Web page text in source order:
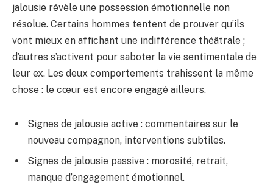
jalousie révèle une possession émotionnelle non
résolue. Certains hommes tentent de prouver qu’ils
vont mieux en affichant une indifférence théâtrale ;
d’autres s’activent pour saboter la vie sentimentale de
leur ex. Les deux comportements trahissent la même
chose : le cœur est encore engagé ailleurs.
Signes de jalousie active : commentaires sur le
nouveau compagnon, interventions subtiles.
Signes de jalousie passive : morosité, retrait,
manque d’engagement émotionnel.